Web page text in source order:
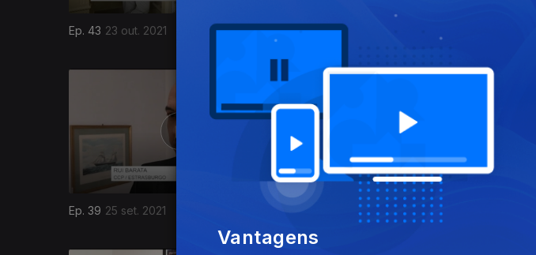
Ep. 43 23 out. 2021 Ep. 42 16 out. 2021
Ep. 39 25 set. 2021 18 set. 2021
Vantagens